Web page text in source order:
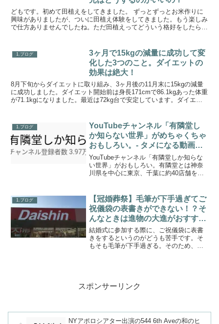
どもです。初めて田植えをしてきました。 ずっとずっとお米作りに
興味がありましたが、ついに田植え体験をしてきました。もう楽しみ
で仕方ありませんでしたね。ただ田植えってどういう格好をしたらい
1.ブログ
3ヶ月で15kgの減量に成功して変
化した3つのこと。ダイエットの
効果は絶大！
8月下旬からダイエットに取り組み、3ヶ月後の11月末に15kgの減量
に成功しました。ダイエット開始前は身長171cmで86.1kgあった体重
が71.1kgになりました。最近は72kg台で安定しています。ダイエッ
1.ブログ
YouTubeチャンネル「有隣堂し
か知らない世界」がめちゃくちゃ
おもしろい。- タメになる動画だ
が中毒性がある。
YouTubeチャンネル「有隣堂しか知らな
い世界」がおもしろい。有隣堂とは神奈
川県を中心に東京、千葉に約40店舗を展
界」を運営している。このYouTubeチェ
ンネルがとて...
1.ブログ
【冠婚葬祭】毛筆が下手過ぎてご
祝儀袋の表書きができない！？そ
んなときは進物の大進がおすす
め。
結婚式に参加する際に、ご祝儀袋に表書
きをするというのがどうも苦手です。そ
もそも毛筆が下手過ぎる。そのため、こ
スポンサーリンク
NYアポロシアター出演の544 6th Aveの和のヒ